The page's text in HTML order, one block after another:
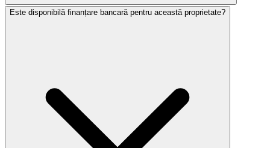
Este disponibilă finanțare bancară pentru această proprietate?